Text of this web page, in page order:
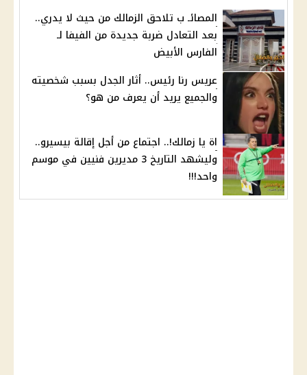
المصائـ ب تلاحق الزمالك من حيث لا يدري..
بعد التعادل ضربة جديدة من الفيفا لـ
الفارس الأبيض
عريس رنا رئيس.. أثار الجدل بسبب شخصيته
والجميع يريد أن يعرف من هو؟
اة يا زمالك!.. اجتماع من أجل إقالة بيسيرو..
وليشهد التاريخ 3 مديرين فنيين في موسم
واحد!!!